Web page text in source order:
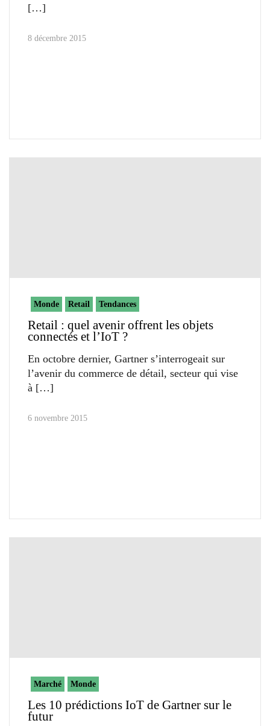
8 décembre 2015
Monde Retail Tendances
Retail : quel avenir offrent les objets
connectés et l’IoT ?
En octobre dernier, Gartner s’interrogeait sur
l’avenir du commerce de détail, secteur qui vise
à
6 novembre 2015
Marché Monde
Les 10 prédictions IoT de Gartner sur le
futur